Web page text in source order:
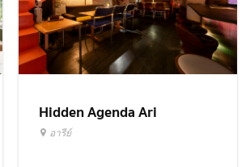
Hidden Agenda Ari
อารีย์